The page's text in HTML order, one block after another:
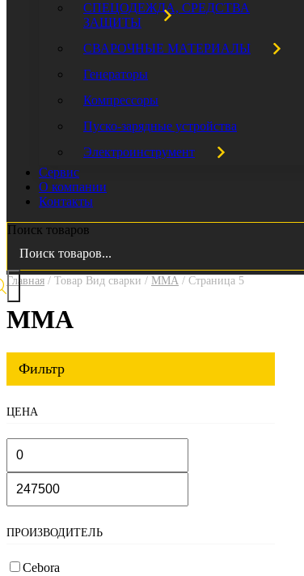
СПЕЦОДЕЖДА, СРЕДСТВА
ЗАЩИТЫ
СВАРОЧНЫЕ МАТЕРИАЛЫ
Генераторы
Компрессоры
Пуско-зарядные устройства
Электроинструмент
Сервис
О компании
Контакты
Поиск товаров
Главная / Товар Вид сварки / MMA / Страница 5
MMA
ЦЕНА
ПРОИЗВОДИТЕЛЬ
Cebora